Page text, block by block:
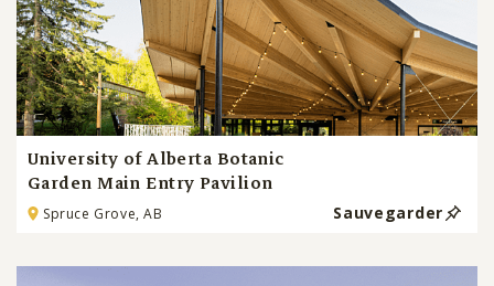
University of Alberta Botanic
Garden Main Entry Pavilion
Spruce Grove, AB Sauvegarder